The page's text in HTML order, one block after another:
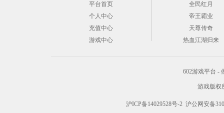
平台首页
个人中心
充值中心
游戏中心
全民红月
帝王霸业
天尊传奇
热血江湖归来
602游戏平台 -
游戏版权
沪ICP备14029528号-2 沪公网安备